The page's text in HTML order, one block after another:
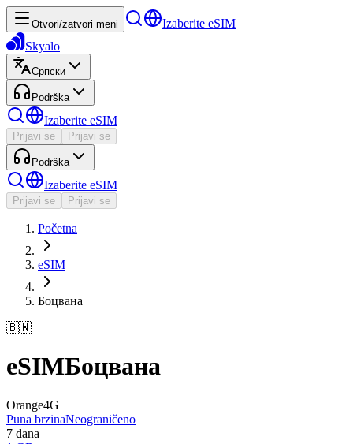
Otvori/zatvori meni
Izaberite eSIM
Skyalo
Српски
Podrška
Izaberite eSIM
Prijavi se Prijavi se
Podrška
Izaberite eSIM
Prijavi se Prijavi se
Početna
eSIM
Боцвана
🇧🇼
eSIMБоцвана
Orange4G
Puna brzinaNeograničeno
7 dana